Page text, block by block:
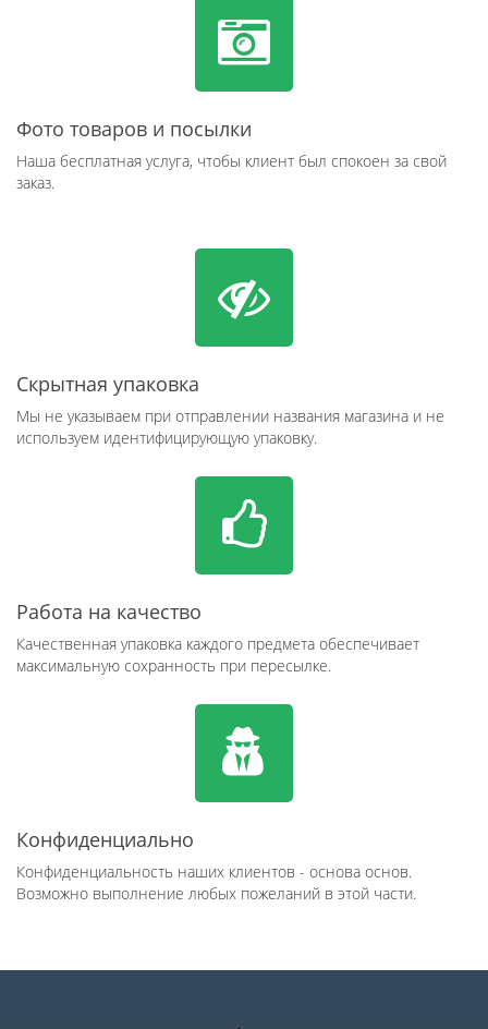
Фото товаров и посылки
Наша бесплатная услуга, чтобы клиент был спокоен за свой
заказ.
Скрытная упаковка
Мы не указываем при отправлении названия магазина и не
используем идентифицирующую упаковку.
Работа на качество
Качественная упаковка каждого предмета обеспечивает
максимальную сохранность при пересылке.
Конфиденциально
Конфиденциальность наших клиентов - основа основ.
Возможно выполнение любых пожеланий в этой части.